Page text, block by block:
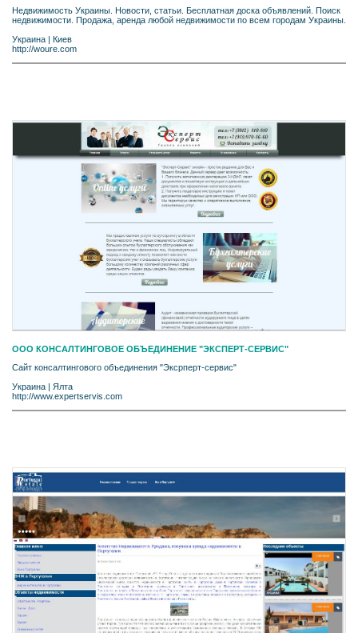
Недвижимость Украины. Новости, статьи. Бесплатная доска объявлений. Поиск
недвижимости. Продажа, аренда любой недвижимости по всем городам Украины.
Украина | Киев
http://woure.com
ООО КОНСАЛТИНГОВОЕ ОБЪЕДИНЕНИЕ "ЭКСПЕРТ-СЕРВИС"
Сайт консалтингового объединения "Эксрперт-сервис"
Украина | Ялта
http://www.expertservis.com